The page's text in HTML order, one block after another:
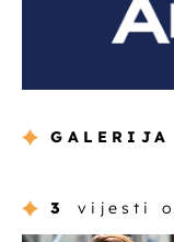
GALERIJA
3 vijesti